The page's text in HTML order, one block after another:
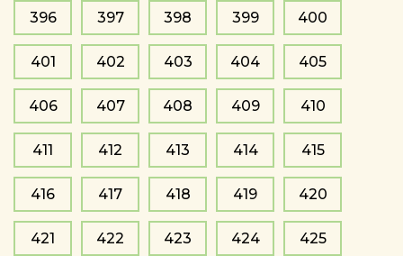
396 397 398 399 400
401 402 403 404 405
406 407 408 409 410
411 412 413 414 415
416 417 418 419 420
421 422 423 424 425